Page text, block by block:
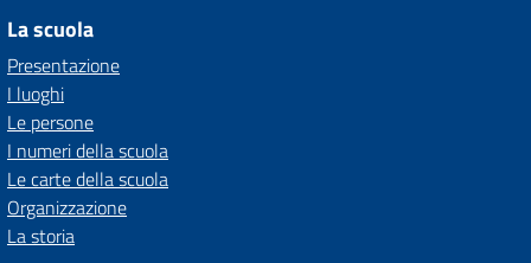
La scuola
Presentazione
I luoghi
Le persone
I numeri della scuola
Le carte della scuola
Organizzazione
La storia